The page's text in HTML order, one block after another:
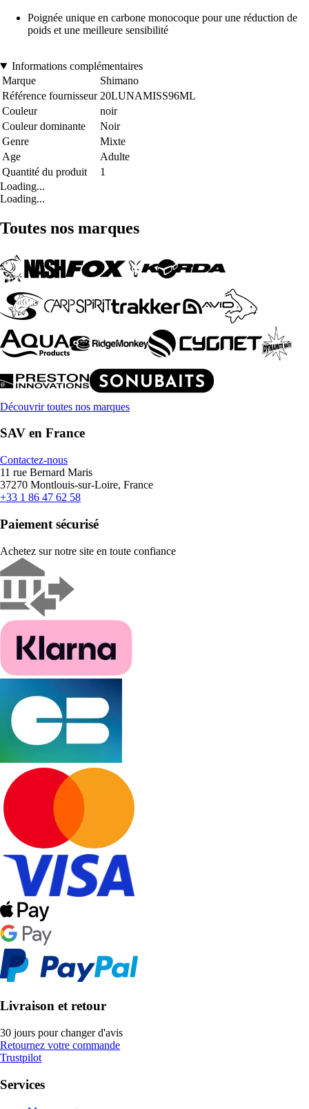
Poignée unique en carbone monocoque pour une réduction de
poids et une meilleure sensibilité
Informations complémentaires
Marque
Shimano
Référence fournisseur 20LUNAMISS96ML
Couleur
noir
Couleur dominante
Noir
Genre
Mixte
Age
Adulte
Quantité du produit
1
Loading...
Loading...
Toutes nos marques
Découvrir toutes nos marques
SAV en France
Contactez-nous
11 rue Bernard Maris
37270 Montlouis-sur-Loire, France
+33 1 86 47 62 58
Paiement sécurisé
Achetez sur notre site en toute confiance
Livraison et retour
30 jours pour changer d'avis
Retournez votre commande
Trustpilot
Services